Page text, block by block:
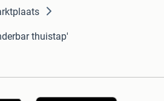
thuistap'